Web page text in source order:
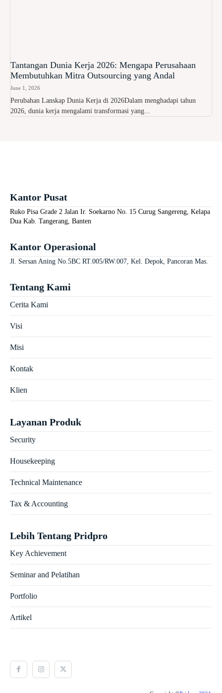
Tantangan Dunia Kerja 2026: Mengapa Perusahaan
Membutuhkan Mitra Outsourcing yang Andal
June 1, 2026
Perubahan Lanskap Dunia Kerja di 2026Dalam menghadapi tahun
2026, dunia kerja mengalami transformasi yang...
Kantor Pusat
Ruko Pisa Grade 2 Jalan Ir. Soekarno No. 15 Curug Sangereng, Kelapa
Dua Kab. Tangerang, Banten
Kantor Operasional
Jl. Sersan Aning No.5BC RT.005/RW.007, Kel. Depok, Pancoran Mas.
Tentang Kami
Cerita Kami
Visi
Misi
Kontak
Klien
Layanan Produk
Security
Housekeeping
Technical Maintenance
Tax & Accounting
Lebih Tentang Pridpro
Key Achievement
Seminar and Pelatihan
Portfolio
Artikel